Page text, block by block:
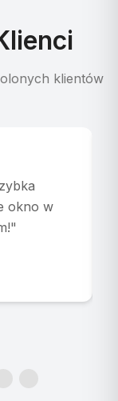
klientów
okno w
"